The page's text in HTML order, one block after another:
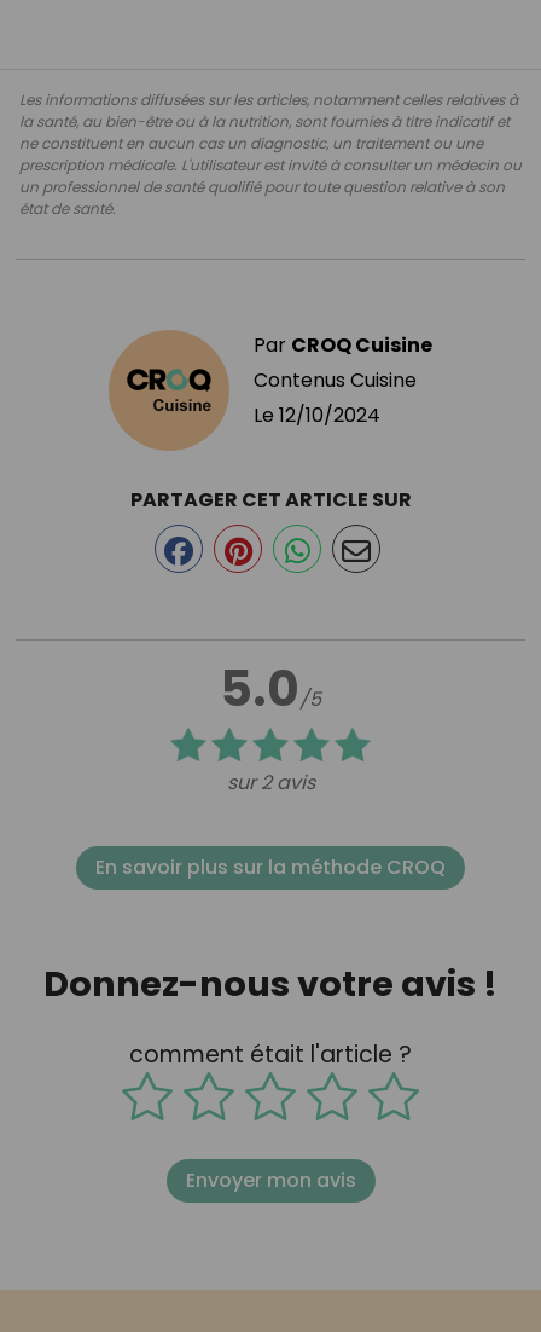
Les informations diffusées sur les articles, notamment celles relatives à
la santé, au bien-être ou à la nutrition, sont fournies à titre indicatif et
ne constituent en aucun cas un diagnostic, un traitement ou une
prescription médicale. L'utilisateur est invité à consulter un médecin ou
un professionnel de santé qualifié pour toute question relative à son
état de santé.
Par CROQ Cuisine
Contenus Cuisine
Le 12/10/2024
5.0/5
sur 2 avis
PARTAGER CET ARTICLE SUR
En savoir plus sur la méthode CROQ
Donnez-nous votre avis !
comment était l'article ?
Envoyer mon avis